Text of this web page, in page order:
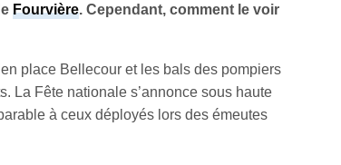
Fourvière. Cependant, comment le voir
place Bellecour et les bals des pompiers
La Fête nationale s’annonce sous haute
à ceux déployés lors des émeutes